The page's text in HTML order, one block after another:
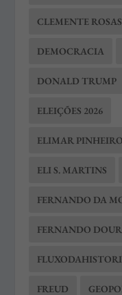
CLEMENTE ROSAS
DEMOCRACIA
DONALD TRUMP
ELEIÇÕES 2026
ELIMAR
ELI S. MARTINS
FERNANDO DA
FERNANDO
FREUD